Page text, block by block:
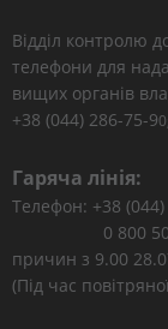
Відділ контролю
телефони для
вищих органів
+38 (044) 286-75-9
Гаряча лінія:
Телефон: +38
0 800 50 56
причин з 9.00
(Під час